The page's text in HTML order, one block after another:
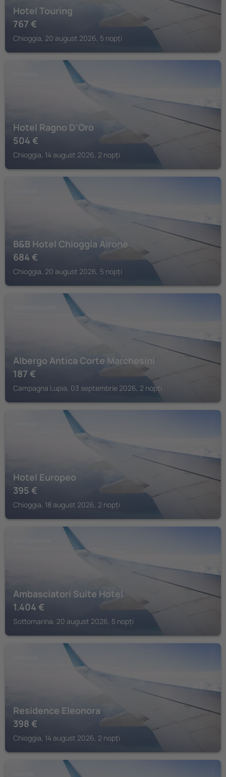
Hotel Touring
767 €
Chioggia, 20 august 2026, 5 nopți
Hotel Ragno D'Oro
504 €
Chioggia, 14 august 2026, 2 nopți
B&B Hotel Chioggia Airone
684 €
Chioggia, 20 august 2026, 5 nopți
Albergo Antica Corte Marchesini
187 €
Campagna Lupia, 03 septembrie 2026, 2 nopți
Hotel Europeo
395 €
Chioggia, 18 august 2026, 2 nopți
Ambasciatori Suite Hotel
1.404 €
Sottomarina, 20 august 2026, 5 nopți
Residence Eleonora
398 €
Chioggia, 14 august 2026, 2 nopți